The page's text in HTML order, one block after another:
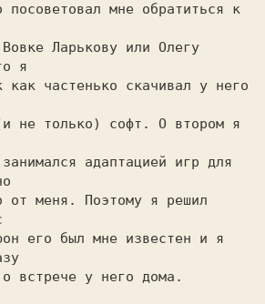
посоветовал мне обратиться к
Ларькову или Олегу
я
как частенько скачивал у него
не только) софт. О втором я
адаптацией игр для
от меня. Поэтому я решил
его был мне известен и я
о встрече у него дома.